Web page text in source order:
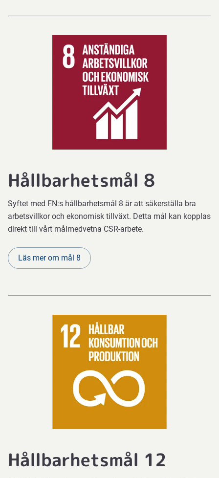
Hållbarhetsmål 8
Syftet med FN:s hållbarhetsmål 8 är att säkerställa bra
arbetsvillkor och ekonomisk tillväxt. Detta mål kan kopplas
direkt till vårt målmedvetna CSR-arbete.
Läs mer om mål 8
Hållbarhetsmål 12